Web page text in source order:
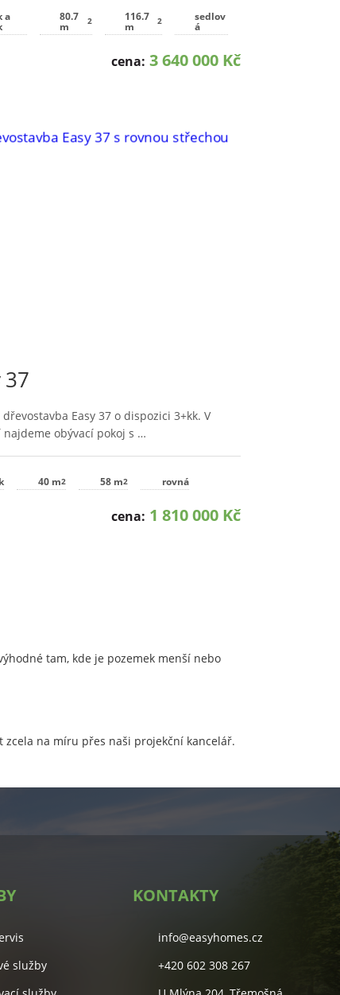
a 80.7
m 2 116.7
m 2 sedlov
á
cena: 3 640 000 Kč
37
dřevostavba Easy 37 o dispozici 3+kk. V
najdeme obývací pokoj s …
40 m2 58 m2 rovná
cena: 1 810 000 Kč
tam, kde je pozemek menší nebo
na míru přes naši projekční kancelář.
služby
KONTAKTY
info@easyhomes.cz
+420 602 308 267